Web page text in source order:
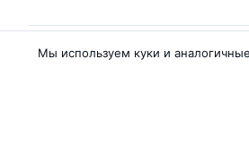
Мы используем куки и